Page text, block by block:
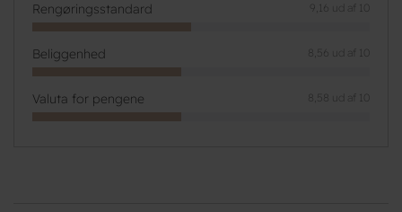
Rengøringsstandard 9,16 ud af 10
Beliggenhed 8,56 ud af 10
Valuta for pengene 8,58 ud af 10